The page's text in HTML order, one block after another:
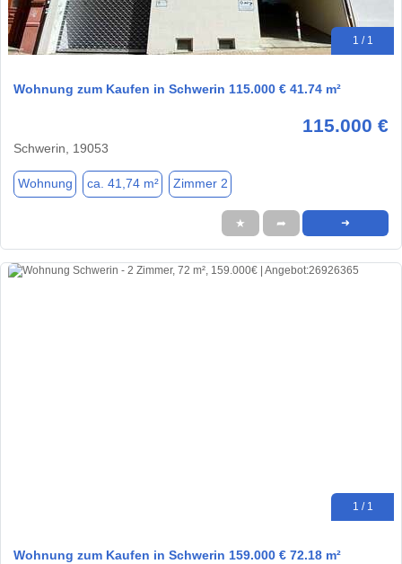
1 / 1
Wohnung zum Kaufen in Schwerin 115.000 € 41.74 m²
115.000 €
Schwerin, 19053
Wohnung ca. 41,74 m² Zimmer 2
★ ➦ ➜
1 / 1
Wohnung zum Kaufen in Schwerin 159.000 € 72.18 m²